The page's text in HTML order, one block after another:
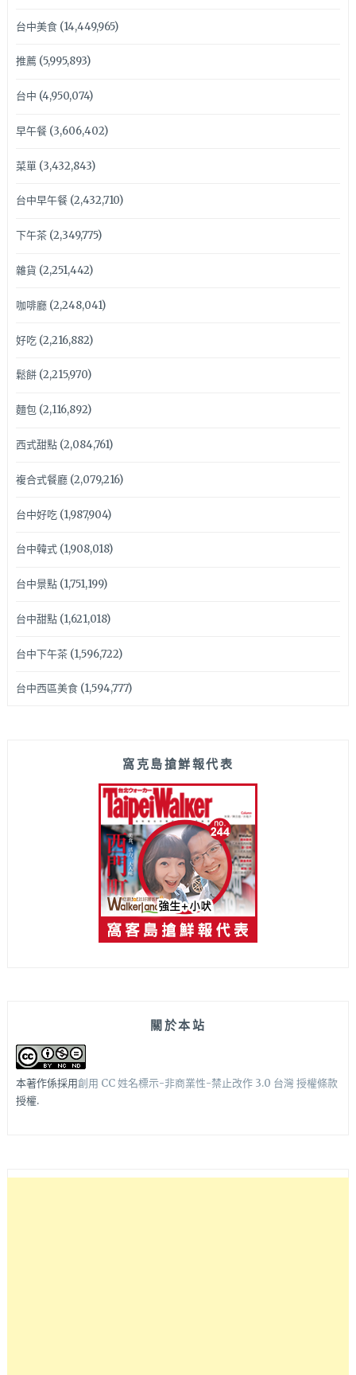
台中美食(14,449,965)
推薦(5,995,893)
台中 (4,950,074)
早午餐(3,606,402)
菜單(3,432,843)
台中早午餐(2,432,710)
下午茶(2,349,775)
雜貨 (2,251,442)
咖啡廳(2,248,041)
好吃(2,216,882)
鬆餅(2,215,970)
麵包(2,116,892)
西式甜點(2,084,761)
複合式餐廳(2,079,216)
台中好吃(1,987,904)
台中韓式(1,908,018)
台中景點(1,751,199)
台中甜點(1,621,018)
台中下午茶(1,596,722)
台中西區美食(1,594,777)
窩克島搶鮮報代表
關於本站
本著作係採用創用 CC 姓名標示-非商業性-禁止改作 3.0 台灣 授權條款
授權.